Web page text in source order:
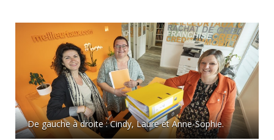
De gauche à droite : Cindy, Laure et Anne-Sophie.